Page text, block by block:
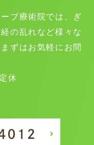
ブ療術院では、ぎ
の乱れなど様々な
ずはお気軽にお問
休